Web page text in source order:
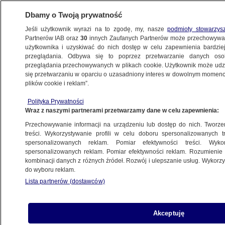
POLSKA
Morawiecki miał znaleźć "coś ciekawego"
i prosić Daniela Obajtka o CV
6.06.2023, 17:20
Udostępnij
Dbamy o Twoją prywatność
Jeśli użytkownik wyrazi na to zgodę, my, naszepodmioty
Partnerów IAB oraz30 innych Zaufanych Partnerów może
użytkownika i uzyskiwać do nich dostęp w celu zapewnienia
przeglądania. Odbywa się to poprzez przetwarzanie danych
przeglądania przechowywanych w plikach cookie. Użytkownik może
się przetwarzaniu w oparciu o uzasadniony interes w dowolnym
plików cookie i reklam”.
Polityka Prywatności
Wraz z naszymi partnerami przetwarzamy dane w celu zapewnienia:
Przechowywanie informacji na urządzeniu lub dostęp do nich.
treści. Wykorzystywanie profili w celu doboru spersonalizowanych
spersonalizowanych reklam. Pomiar efektywności treści.
spersonalizowanych reklam. Pomiar efektywności reklam.
kombinacji danych z różnych źródeł. Rozwój i ulepszanie usług.
do wyboru reklam.
Lista partnerów (dostawców)
Akceptuję